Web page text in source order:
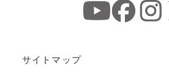
サイトマップ